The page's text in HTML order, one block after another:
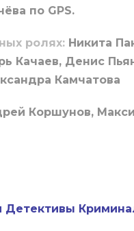
по GPS.
ролях: Никита
Качаев, Денис
Камчатова
Коршунов,
Детективы